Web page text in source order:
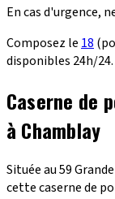
En cas d'urgence,
Composez le 18
disponibles 24h/24.
Caserne de
à Chamblay
Située au 59
cette caserne de